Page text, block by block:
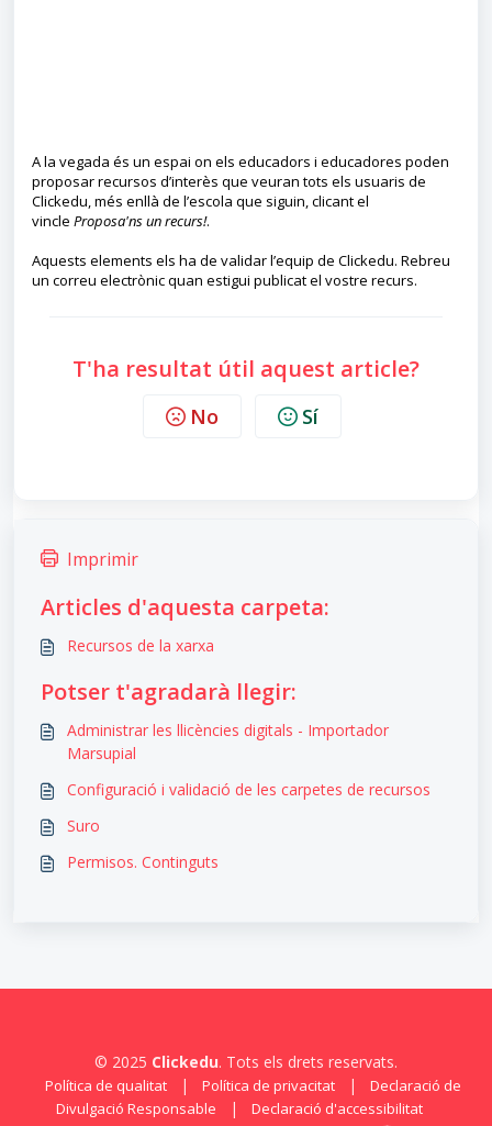
A la vegada és un espai on els educadors i educadores poden
proposar recursos d’interès que veuran tots els usuaris de
Clickedu, més enllà de l’escola que siguin, clicant el
vincle Proposa'ns un recurs!.
Aquests elements els ha de validar l’equip de Clickedu. Rebreu
un correu electrònic quan estigui publicat el vostre recurs.
T'ha resultat útil aquest article?
No Sí
Imprimir
Articles d'aquesta carpeta:
Recursos de la xarxa
Potser t'agradarà llegir:
Administrar les llicències digitals - Importador
Marsupial
Configuració i validació de les carpetes de recursos
Suro
Permisos. Continguts
© 2025 Clickedu. Tots els drets reservats.
Política de qualitat | Política de privacitat |
Declaració de
Divulgació Responsable
| Declaració d'accessibilitat